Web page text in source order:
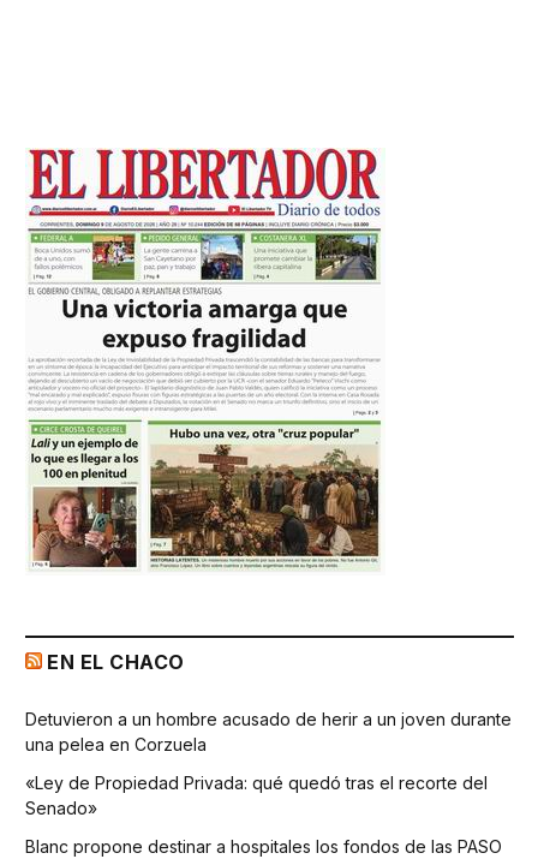
EN EL CHACO
Detuvieron a un hombre acusado de herir a un joven durante
una pelea en Corzuela
«Ley de Propiedad Privada: qué quedó tras el recorte del
Senado»
Blanc propone destinar a hospitales los fondos de las PASO